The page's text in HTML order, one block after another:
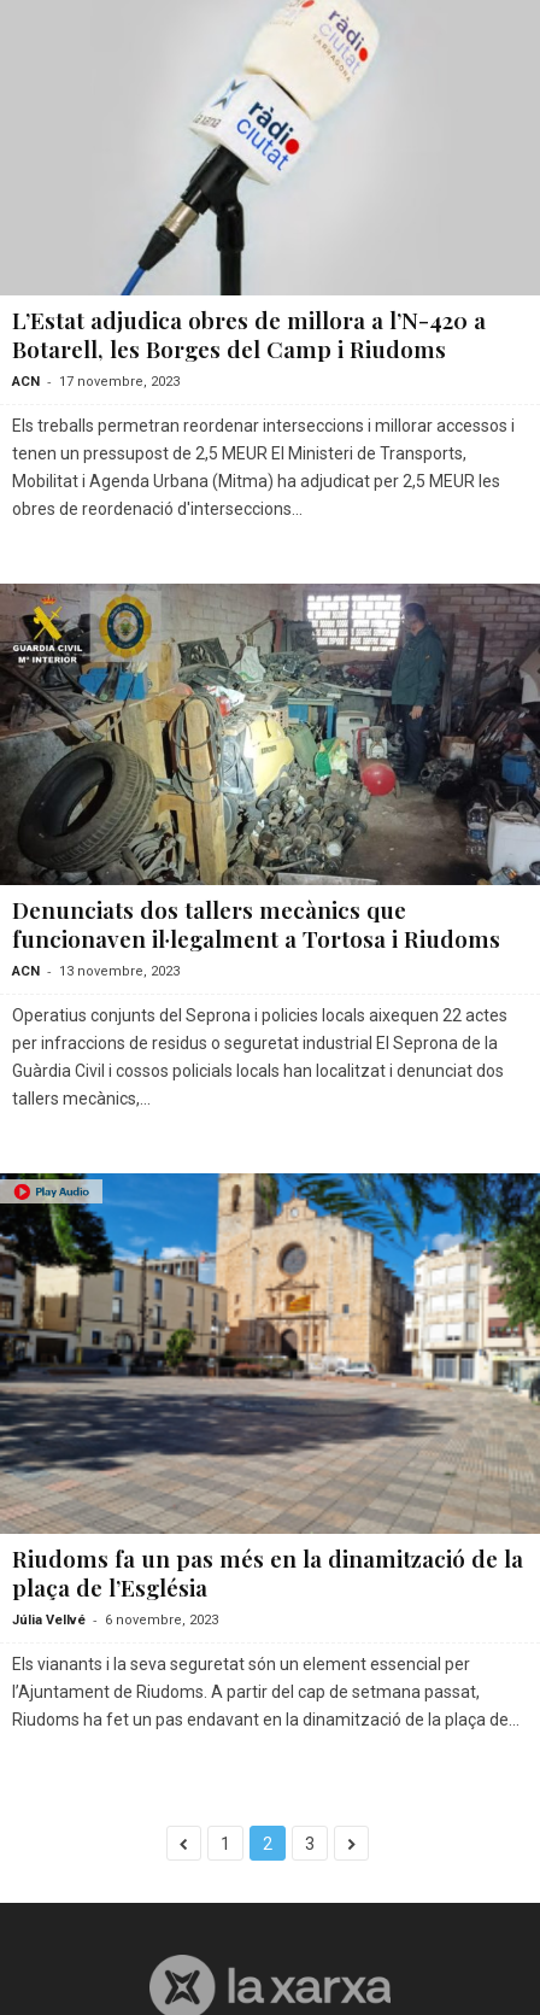
L’Estat adjudica obres de millora a l’N-420 a
Botarell, les Borges del Camp i Riudoms
ACN - 17 novembre, 2023
Els treballs permetran reordenar interseccions i millorar accessos i
tenen un pressupost de 2,5 MEUR El Ministeri de Transports,
Mobilitat i Agenda Urbana (Mitma) ha adjudicat per 2,5 MEUR les
obres de reordenació d'interseccions...
Denunciats dos tallers mecànics que
funcionaven il·legalment a Tortosa i Riudoms
ACN - 13 novembre, 2023
Operatius conjunts del Seprona i policies locals aixequen 22 actes
per infraccions de residus o seguretat industrial El Seprona de la
Guàrdia Civil i cossos policials locals han localitzat i denunciat dos
tallers mecànics,...
Riudoms fa un pas més en la dinamització de la
plaça de l’Església
Júlia Vellvé - 6 novembre, 2023
Els vianants i la seva seguretat són un element essencial per
l’Ajuntament de Riudoms. A partir del cap de setmana passat,
Riudoms ha fet un pas endavant en la dinamització de la plaça de...
1 2 3